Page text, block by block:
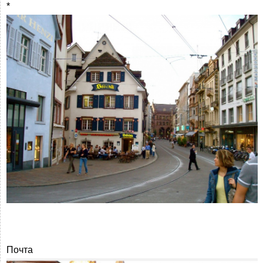
*
Почта